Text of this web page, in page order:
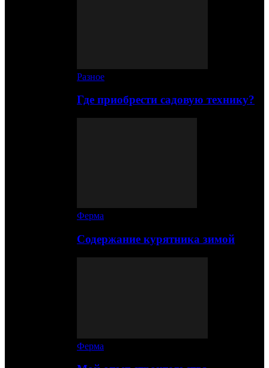
Разное
Где приобрести садовую технику?
Ферма
Содержание курятника зимой
Ферма